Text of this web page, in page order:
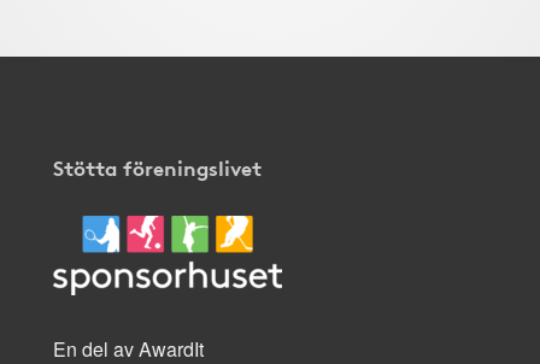
Stötta föreningslivet
En del av AwardIt